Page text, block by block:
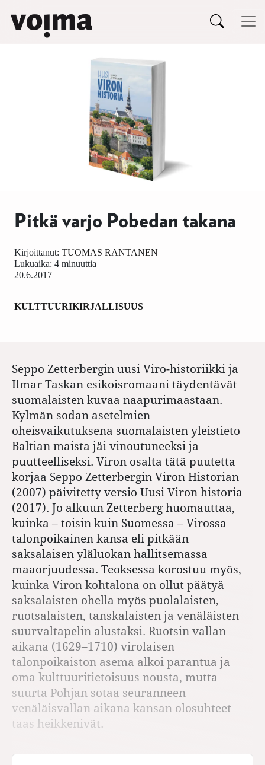
Siirry sisältöön
Päävalikko
Pitkä varjo Pobedan takana
20.6.2017
Kirjoittanut: TUOMAS RANTANEN
Lukuaika: 4 minuuttia
KULTTUURIKIRJALLISUUS
Seppo Zetterbergin uusi Viro-historiikki ja
Ilmar Taskan esikoisromaani täydentävät
suomalaisten kuvaa naapurimaastaan.
Kylmän sodan asetelmien
oheisvaikutuksena suomalaisten yleistieto
Baltian maista jäi vinoutuneeksi ja
puutteelliseksi. Viron osalta tätä puutetta
korjaa Seppo Zetterbergin Viron Historian
(2007) päivitetty versio Uusi Viron historia
(2017). Jo alkuun Zetterberg huomauttaa,
kuinka – toisin kuin Suomessa – Virossa
talonpoikainen kansa eli pitkään
saksalaisen yläluokan hallitsemassa
maaorjuudessa. Teoksessa korostuu myös,
kuinka Viron kohtalona on ollut päätyä
saksalaisten ohella myös puolalaisten,
ruotsalaisten, tanskalaisten ja venäläisten
suurvalta­pelin alustaksi. Ruotsin vallan
aikana (1629–1710) virolaisen
talonpoikaiston asema alkoi parantua ja
oma kulttuuritietoisuus nousta, mutta
suurta Pohjan sotaa seuranneen
venäläisvallan aikana kansan olosuhteet
taas heikkenivät.